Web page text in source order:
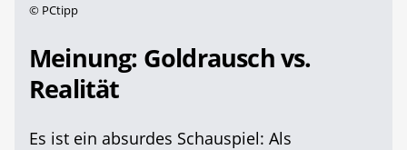
© PCtipp
Meinung: Goldrausch vs.
Realität
Es ist ein absurdes Schauspiel: Als